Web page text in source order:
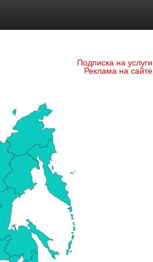
Подписка на услуги
Реклама на сайте